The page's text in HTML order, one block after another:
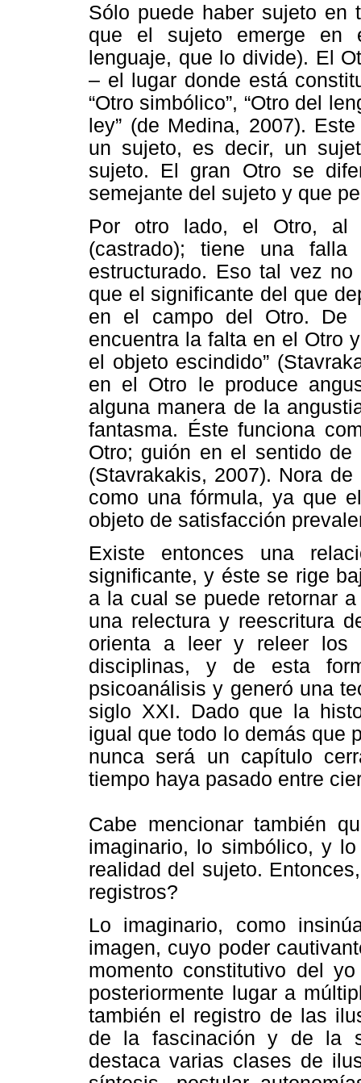
Sólo puede haber sujeto en
que el sujeto emerge en
lenguaje, que lo divide). El
– el lugar donde está
“Otro simbólico”, “Otro del
ley” (de Medina, 2007).
un sujeto, es decir, un
sujeto. El gran Otro se
semejante del sujeto y que
Por otro lado, el Otro, al
(castrado); tiene una
estructurado. Eso tal vez
que el significante del que
en el campo del Otro. De
encuentra la falta en el Otro
el objeto escindido”
en el Otro le produce
alguna manera de la
fantasma. Éste funciona
Otro; guión en el sentido
(Stavrakakis, 2007). Nora
como una fórmula, ya que
objeto de satisfacción
Existe entonces una
significante, y éste se rige
a la cual se puede retornar
una relectura y reescritura
orienta a leer y releer
disciplinas, y de esta
psicoanálisis y generó una
siglo XXI. Dado que la
igual que todo lo demás que
nunca será un capítulo
tiempo haya pasado entre
Cabe mencionar también
imaginario, lo simbólico, y
realidad del sujeto.
registros?
Lo imaginario, como
imagen, cuyo poder
momento constitutivo del
posteriormente lugar a
también el registro de las
de la fascinación y de la
destaca varias clases de